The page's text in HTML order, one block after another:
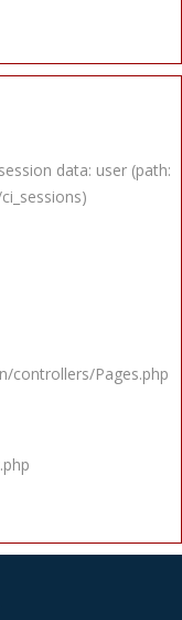
data: user (path:
controllers/Pages.php